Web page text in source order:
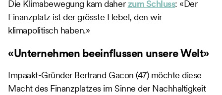
Die Klimabewegung kam daherzum Schluss: «Der
Finanzplatz ist der grösste Hebel, den wir
klimapolitisch haben.»
«Unternehmen beeinflussen unsere Welt»
Impaakt-Gründer Bertrand Gacon (47) möchte diese
Macht des Finanzplatzes im Sinne der Nachhaltigkeit